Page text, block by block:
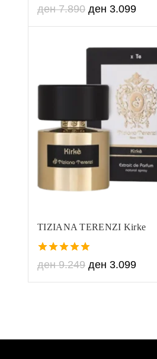
5.00
out of 5
ден7.890 ден 3.099
TIZIANA TERENZI Kirke
5.00
out of 5
ден9.249 ден 3.099